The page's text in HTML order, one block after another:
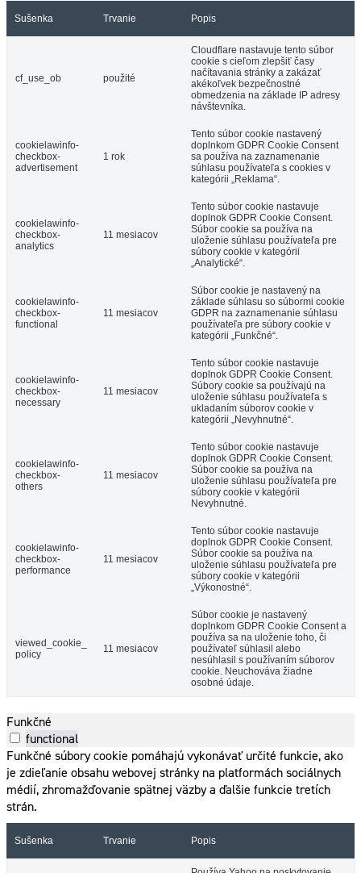
Sušenka Trvanie Popis
cf_use_ob použité
Cloudflare nastavuje tento súbor
cookie s cieľom zlepšiť časy
načítavania stránky a zakázať
akékoľvek bezpečnostné
obmedzenia na základe IP adresy
návštevníka.
cookielawinfo-
checkbox-
advertisement
1 rok
Tento súbor cookie nastavený
doplnkom GDPR Cookie Consent
sa používa na zaznamenanie
súhlasu používateľa s cookies v
kategórii „Reklama“.
cookielawinfo-
checkbox-
analytics
11 mesiacov
Tento súbor cookie nastavuje
doplnok GDPR Cookie Consent.
Súbor cookie sa používa na
uloženie súhlasu používateľa pre
súbory cookie v kategórii
„Analytické“.
cookielawinfo-
checkbox-
functional
11 mesiacov
Súbor cookie je nastavený na
základe súhlasu so súbormi cookie
GDPR na zaznamenanie súhlasu
používateľa pre súbory cookie v
kategórii „Funkčné“.
cookielawinfo-
checkbox-
necessary
11 mesiacov
Tento súbor cookie nastavuje
doplnok GDPR Cookie Consent.
Súbory cookie sa používajú na
uloženie súhlasu používateľa s
ukladaním súborov cookie v
kategórii „Nevyhnutné“.
cookielawinfo-
checkbox-
others
11 mesiacov
Tento súbor cookie nastavuje
doplnok GDPR Cookie Consent.
Súbor cookie sa používa na
uloženie súhlasu používateľa pre
súbory cookie v kategórii
Nevyhnutné.
cookielawinfo-
checkbox-
performance
11 mesiacov
Tento súbor cookie nastavuje
doplnok GDPR Cookie Consent.
Súbor cookie sa používa na
uloženie súhlasu používateľa pre
súbory cookie v kategórii
„Výkonostné“.
viewed_cookie_
policy
11 mesiacov
Súbor cookie je nastavený
doplnkom GDPR Cookie Consent a
používa sa na uloženie toho, či
používateľ súhlasil alebo
nesúhlasil s používaním súborov
cookie. Neuchováva žiadne
osobné údaje.
Funkčné
functional
Funkčné súbory cookie pomáhajú vykonávať určité funkcie, ako
je zdieľanie obsahu webovej stránky na platformách sociálnych
médií, zhromažďovanie spätnej väzby a ďalšie funkcie tretích
strán.
Sušenka Trvanie Popis